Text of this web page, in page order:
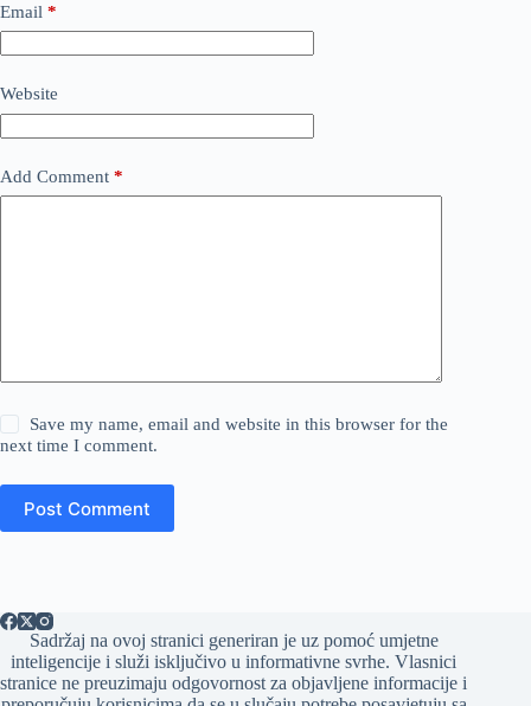
Email *
Website
Add Comment *
Save my name, email and website in this browser for the
next time I comment.
Post Comment
Sadržaj na ovoj stranici generiran je uz pomoć umjetne
inteligencije i služi isključivo u informativne svrhe. Vlasnici
stranice ne preuzimaju odgovornost za objavljene informacije i